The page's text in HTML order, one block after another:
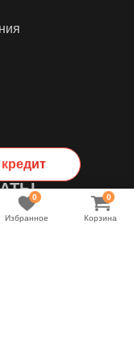
0
Избранное
0
Корзина